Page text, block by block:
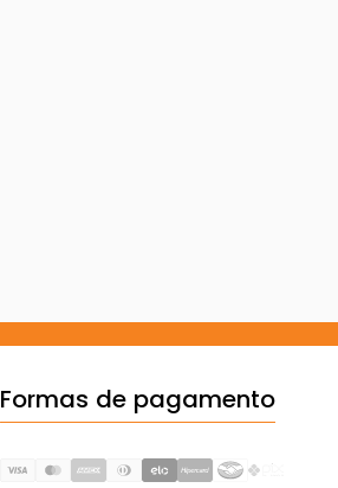
Formas de pagamento